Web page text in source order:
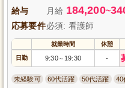
給与 月給 184,200~
応募要件必須: 看護師
就業時間 休憩
日勤 9:30～ 19:30 -
未経験可 60代活躍 50代活躍 40